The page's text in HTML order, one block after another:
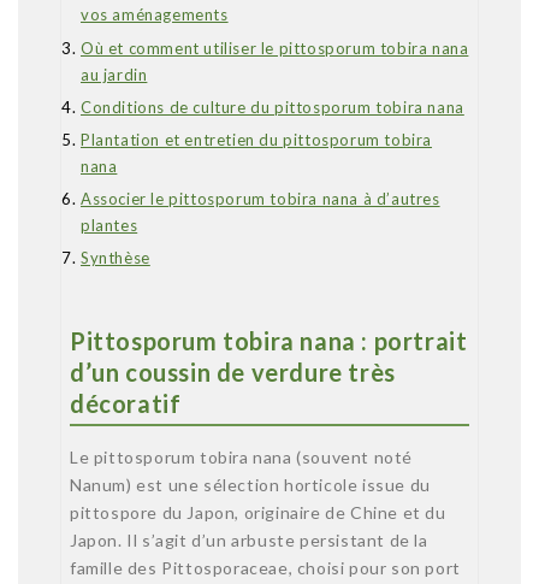
vos aménagements
Où et comment utiliser le pittosporum tobira nana
au jardin
Conditions de culture du pittosporum tobira nana
Plantation et entretien du pittosporum tobira
nana
Associer le pittosporum tobira nana à d’autres
plantes
Synthèse
Pittosporum tobira nana : portrait
d’un coussin de verdure très
décoratif
Le pittosporum tobira nana (souvent noté
Nanum) est une sélection horticole issue du
pittospore du Japon, originaire de Chine et du
Japon. Il s’agit d’un arbuste persistant de la
famille des Pittosporaceae, choisi pour son port